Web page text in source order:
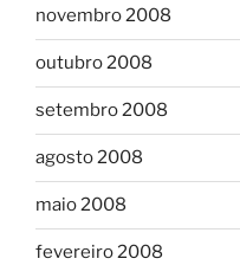
novembro 2008
outubro 2008
setembro 2008
agosto 2008
maio 2008
fevereiro 2008